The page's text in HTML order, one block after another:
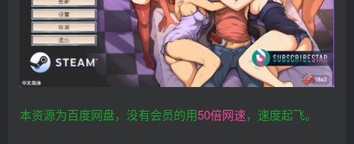
本资源为百度网盘，没有会员的用50倍网速，速度起飞。